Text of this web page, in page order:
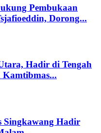
Pembukaan
Dorong...
Hadir di Tengah
Singkawang Hadir